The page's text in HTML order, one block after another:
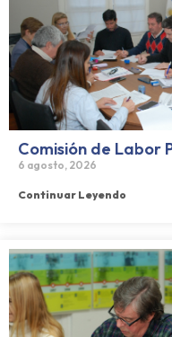
Comisión de Labor
6 agosto, 2026
Continuar Leyendo